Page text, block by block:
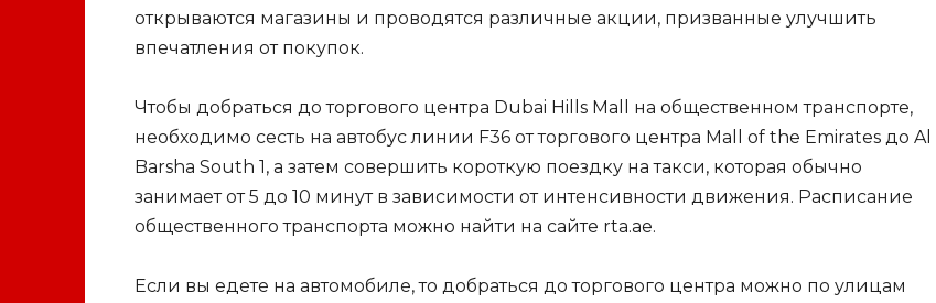
открываются магазины и проводятся различные акции, призванные улучшить
впечатления от покупок.
Чтобы добраться до торгового центра Dubai Hills Mall на общественном транспорте,
необходимо сесть на автобус линии F36 от торгового центра Mall of the Emirates до Al
Barsha South 1, а затем совершить короткую поездку на такси, которая обычно
занимает от 5 до 10 минут в зависимости от интенсивности движения. Расписание
общественного транспорта можно найти на сайте rta.ae.
Если вы едете на автомобиле, то добраться до торгового центра можно по улицам